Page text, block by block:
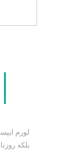
لورم
بلکه